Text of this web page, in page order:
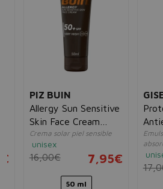
PIZ BUIN
Allergy Sun Sensitive
Skin Face Cream
SPF50
Crema solar piel sensible
unisex
16,00€ 7,95€
50 ml